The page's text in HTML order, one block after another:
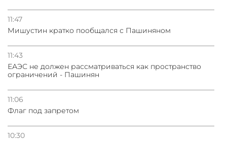
11:47
Мишустин кратко пообщался с Пашиняном
11:43
ЕАЭС не должен рассматриваться как пространство
ограничений - Пашинян
11:06
Флаг под запретом
10:30